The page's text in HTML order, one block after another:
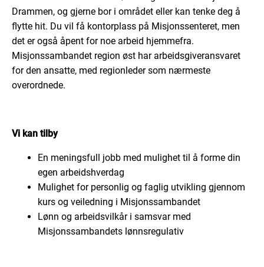
Drammen, og gjerne bor i området eller kan tenke deg å
flytte hit. Du vil få kontorplass på Misjonssenteret, men
det er også åpent for noe arbeid hjemmefra.
Misjonssambandet region øst har arbeidsgiveransvaret
for den ansatte, med regionleder som nærmeste
overordnede.
Vi kan tilby
En meningsfull jobb med mulighet til å forme din
egen arbeidshverdag
Mulighet for personlig og faglig utvikling gjennom
kurs og veiledning i Misjonssambandet
Lønn og arbeidsvilkår i samsvar med
Misjonssambandets lønnsregulativ